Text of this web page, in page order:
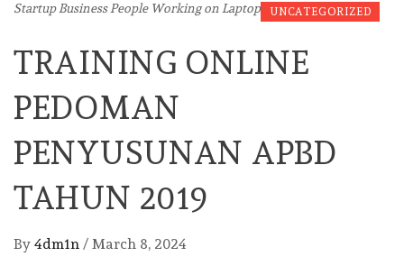
Startup Business People Working on Laptop UNCATEGORIZED
TRAINING ONLINE
PEDOMAN
PENYUSUNAN APBD
TAHUN 2019
By 4dm1n / March 8, 2024